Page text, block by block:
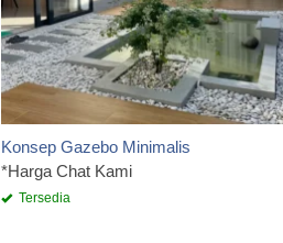
Konsep Gazebo Minimalis
*Harga Chat Kami
Tersedia